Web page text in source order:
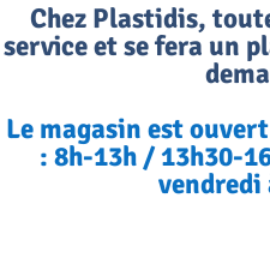
Chez Plastidis,
service et se fera un
Le magasin est
: 8h-13h / 13h30-
vendredi